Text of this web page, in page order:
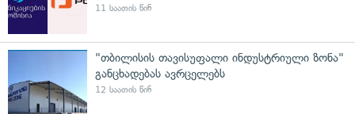
11 საათის წინ
"თბილისის თავისუფალი ინდუსტრიული ზონა"
განცხადებას ავრცელებს
12 საათის წინ